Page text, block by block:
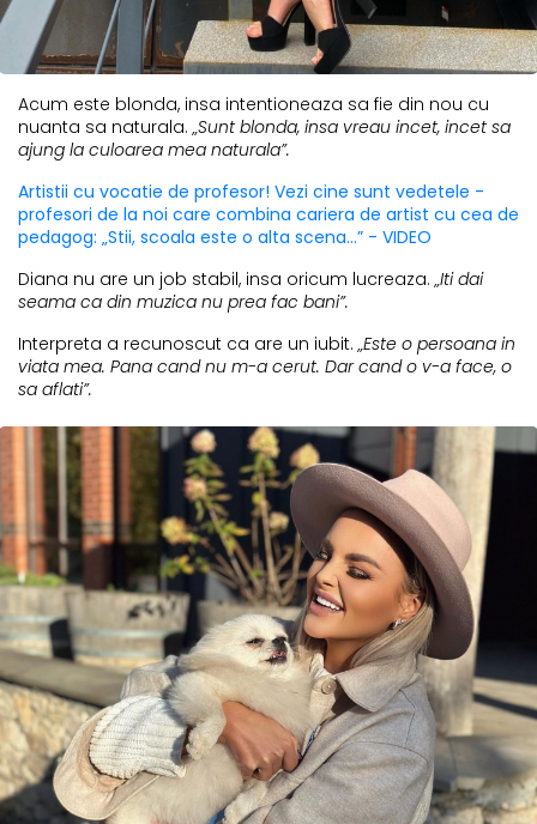
Acum este blonda, insa intentioneaza sa fie din nou cu
nuanta sa naturala.„Sunt blonda, insa vreau incet, incet sa
ajung la culoarea mea naturala”.
Artistii cu vocatie de profesor! Vezi cine sunt vedetele -
profesori de la noi care combina cariera de artist cu cea de
pedagog: „Stii, scoala este o alta scena...” - VIDEO
Diana nu are un job stabil, insa oricum lucreaza.„Iti dai
seama ca din muzica nu prea fac bani”.
Interpreta a recunoscut ca are un iubit.„Este o persoana in
viata mea. Pana cand nu m-a cerut. Dar cand o v-a face, o
sa aflati”.